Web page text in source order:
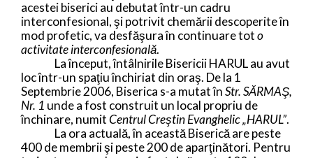
acestei biserici au debutat într-un cadru
interconfesional, şi potrivit chemării descoperite în
mod profetic, va desfăşura în continuare toto
activitate interconfesională.
La început, întâlnirile Bisericii HARUL au avut
loc într-un spaţiu închiriat din oraş. De la 1
Septembrie 2006, Biserica s-a mutat înStr. SĂRMAŞ,
Nr. 1 unde a fost construit un local propriu de
închinare, numitCentrul Creştin Evanghelic „HARUL”.
La ora actuală, în această Biserică are peste
400 de membrii şi peste 200 de aparţinători. Pentru